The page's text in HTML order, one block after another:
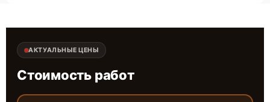
АКТУАЛЬНЫЕ ЦЕНЫ
Стоимость работ